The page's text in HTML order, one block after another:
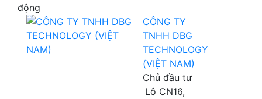
động
CÔNG TY
TNHH DBG
TECHNOLOGY
(VIỆT NAM)
Chủ đầu tư
Lô CN16,